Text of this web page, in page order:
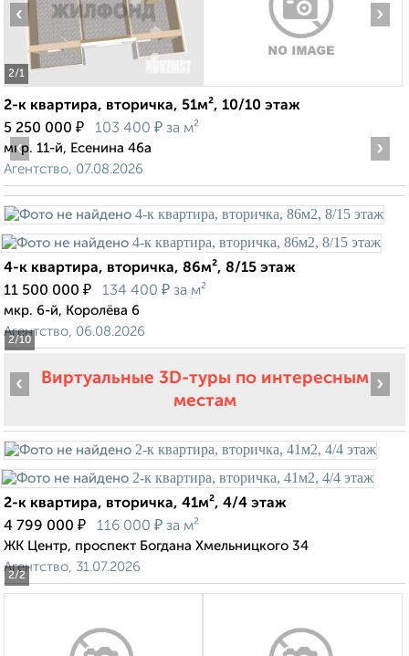
2/1
‹ ›
2-к квартира, вторичка, 51м², 10/10 этаж
5 250 000 ₽ 103 400 ₽ за м²
мкр. 11-й, Есенина 46а
Агентство, 07.08.2026
2/10
‹ ›
4-к квартира, вторичка, 86м², 8/15 этаж
11 500 000 ₽ 134 400 ₽ за м²
мкр. 6-й, Королёва 6
Агентство, 06.08.2026
Виртуальные 3D-туры по интересным
местам
2/2
‹ ›
2-к квартира, вторичка, 41м², 4/4 этаж
4 799 000 ₽ 116 000 ₽ за м²
ЖК Центр, проспект Богдана Хмельницкого 34
Агентство, 31.07.2026